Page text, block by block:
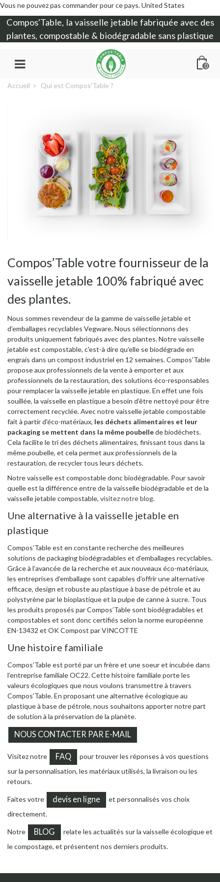
Vous ne pouvez pas commander pour ce pays.United States
Compos'Table, la vaisselle jetable fabriquée avec des
plantes, compostable & biodégradable sans plastique
0
Accueil > Qui est Compos'Table ?
Compos’Table votre fournisseur de la
vaisselle jetable 100% fabriqué avec
des plantes.
Nous sommes revendeur de la gamme de vaisselle jetable et
d’emballages recyclables Vegware. Nous sélectionnons des
produits uniquement fabriqués avec des plantes. Notre vaisselle
jetable est compostable, c'est-à dire qu'elle se biodégrade en
engrais dans un compost industriel en 12 semaines. Compos’Table
propose aux professionnels de la vente à emporter et aux
professionnels de la restauration, des solutions éco-responsables
pour remplacer la vaisselle jetable en plastique. En effet une fois
souillée, la vaisselle en plastique a besoin d’être nettoyé pour être
correctement recyclée. Avec notre vaisselle jetable compostable
fait à partir d'éco-matériaux, les déchets alimentaires et leur
packaging se mettent dans la même poubellede biodéchets.
Cela facilite le tri des déchets alimentaires, finissant tous dans la
même poubelle, et cela permet aux professionnels de la
restauration, de recycler tous leurs déchets.
Notre vaisselle est compostable donc biodégradable. Pour savoir
quelle est la différence entre de la vaisselle biodégradable et de la
vaisselle jetable compostable, visitez notre blog.
Une alternative à la vaisselle jetable en
plastique
Compos’Table est en constante recherche des meilleures
solutions de packaging biodégradables et d’emballages recyclables.
Grâce à l’avancée de la recherche et aux nouveaux éco-matériaux,
les entreprises d’emballage sont capables d’offrir une alternative
efficace, design et robuste au plastique à base de pétrole et au
polystyrène par le bioplastique et la pulpe de canne à sucre. Tous
les produits proposés par Compos’Table sont biodégradables et
compostables et sont donc certifiés selon la norme européenne
EN-13432 et OK Compost par VINCOTTE
Une histoire familiale
Compos’Table est porté par un frère et une soeur et incubée dans
l’entreprise familiale OC22. Cette histoire familiale porte les
valeurs écologiques que nous voulons transmettre à travers
Compos’Table. En proposant une alternative écologique au
plastique à base de pétrole, nous souhaitons apporter notre part
de solution à la préservation de la planète.
NOUS CONTACTER PAR E-MAIL
Visitez notre FAQ
pour trouver les réponses à vos questions
sur la personnalisation, les matériaux utilisés, la livraison ou les
retours.
Faites votre devis en ligne
et personnalisés vos choix
directement.
Notre BLOG
relate les actualités sur la vaisselle écologique et
le compostage, et présentent nos derniers produits.